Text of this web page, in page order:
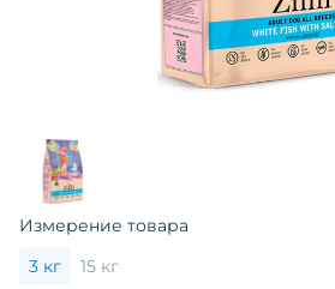
Измерение товара
3 кг
15 кг